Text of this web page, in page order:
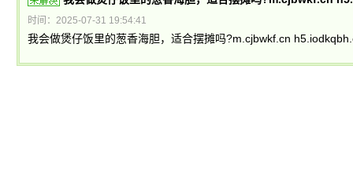
时间：2025-07-31 19:54:41
我会做煲仔饭里的葱香海胆，适合摆摊吗?m.cjbwkf.cn